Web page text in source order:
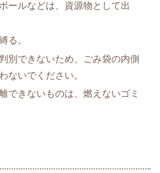
ールなどは、資源物として出
る。
別できないため、ごみ袋の内側
ないでください。
できないものは、燃えないゴミ